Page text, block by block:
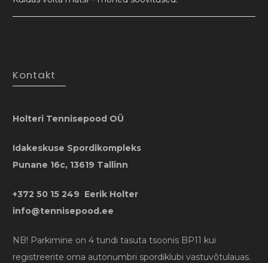
Kontakt
Holteri Tennisepood OÜ
Idakeskuse Spordikompleks
Punane 16c, 13619 Tallinn
+372 50 15 249 Eerik Holter
info@tennisepood.ee
NB! Parkimine on 4 tundi tasuta tsoonis BP11 kui
registreerite oma autonumbri spordiklubi vastuvõtulauas.